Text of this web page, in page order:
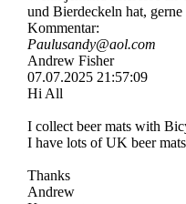
und Bierdeckeln hat, gerne
Kommentar:
Paulusandy@aol.com
Andrew Fisher
07.07.2025 21:57:09
Hi All
I collect beer mats with
I have lots of UK beer
Thanks
Andrew